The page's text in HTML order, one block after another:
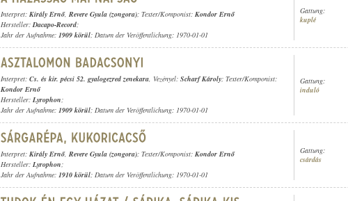
Interpret: Király Ernő, Revere Gyula (zongora); Texter/Komponist: Kondor Ernő
Hersteller:Dacapo-Record;
Jahr der Aufnahme: 1909 körül; Datum der Veröffentlichung: 1970-01-01
Gattung:
kuplé
Interpret: Cs. és kir. pécsi 52. gyalogezred zenekara, Vezényel: Scharf Károly; Texter/Komponist:
Kondor Ernő
Hersteller: Lyrophon;
Jahr der Aufnahme: 1909 körül; Datum der Veröffentlichung: 1970-01-01
Gattung:
induló
Interpret: Király Ernő, Revere Gyula (zongora); Texter/Komponist: Kondor Ernő
Hersteller: Lyrophon;
Jahr der Aufnahme: 1910 körül; Datum der Veröffentlichung: 1970-01-01
Gattung:
csárdás